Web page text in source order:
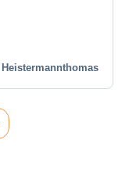
Heistermannthomas